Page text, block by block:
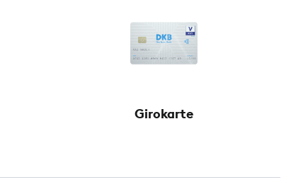
Girokarte